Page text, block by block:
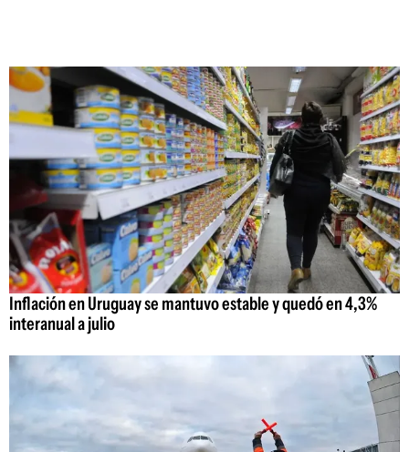
Inflación en Uruguay se mantuvo estable y quedó en 4,3%
interanual a julio